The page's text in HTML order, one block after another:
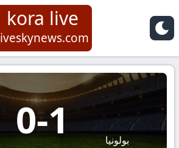
kora live
0-1 بولونيا